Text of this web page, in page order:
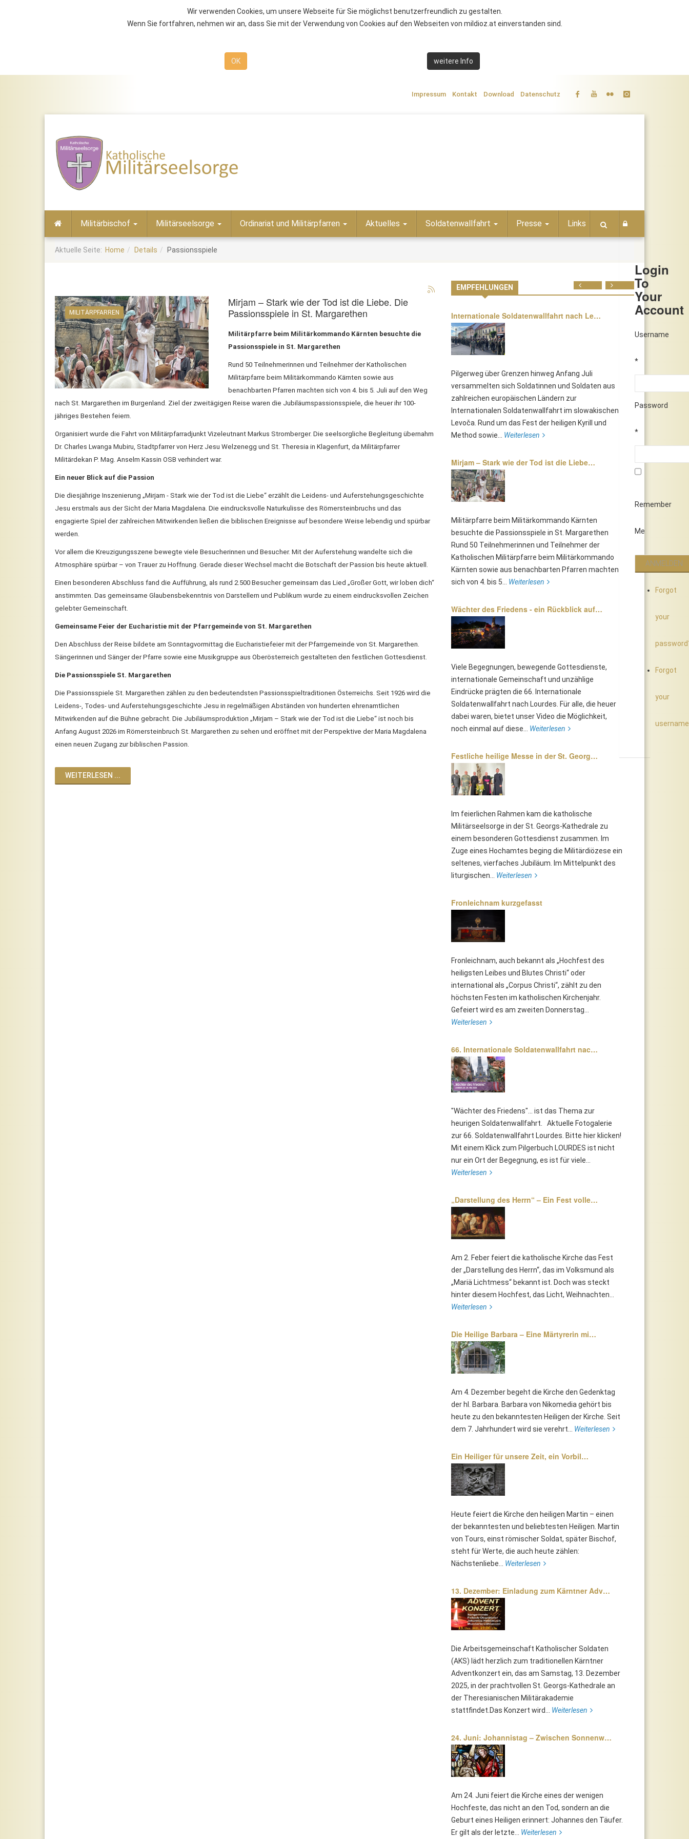
Wir verwenden Cookies, um unsere Webseite für Sie möglichst benutzerfreundlich zu gestalten.
Wenn Sie fortfahren, nehmen wir an, dass Sie mit der Verwendung von Cookies auf den Webseiten von mildioz.at einverstanden sind.
OK weitere Info
Impressum Kontakt Download Datenschutz
Login
To
Your
Account
Username
*
Password
*
Remember
Me
Forgot
your
Forgot
your
Home
Militärbischof Militärseelsorge Ordinariat und Militärpfarren Aktuelles Soldatenwallfahrt Presse Links
Aktuelle Seite: Home Details Passionsspiele
MILITÄRPFARREN
Mirjam – Stark wie der Tod ist die Liebe. Die
Passionsspiele in St. Margarethen
Militärpfarre beim Militärkommando Kärnten besuchte die
Passionsspiele in St. Margarethen
Rund 50 Teilnehmerinnen und Teilnehmer der Katholischen
Militärpfarre beim Militärkommando Kärnten sowie aus
benachbarten Pfarren machten sich von 4. bis 5. Juli auf den Weg
nach St. Margarethen im Burgenland. Ziel der zweitägigen Reise waren die Jubiläumspassionsspiele, die heuer ihr 100-
jähriges Bestehen feiern.
Organisiert wurde die Fahrt von Militärpfarradjunkt Vizeleutnant Markus Stromberger. Die seelsorgliche Begleitung übernahm
Dr. Charles Lwanga Mubiru, Stadtpfarrer von Herz Jesu Welzenegg und St. Theresia in Klagenfurt, da Militärpfarrer
Militärdekan P. Mag. Anselm Kassin OSB verhindert war.
Ein neuer Blick auf die Passion
Die diesjährige Inszenierung „Mirjam - Stark wie der Tod ist die Liebe“ erzählt die Leidens- und Auferstehungsgeschichte
Jesu erstmals aus der Sicht der Maria Magdalena. Die eindrucksvolle Naturkulisse des Römersteinbruchs und das
engagierte Spiel der zahlreichen Mitwirkenden ließen die biblischen Ereignisse auf besondere Weise lebendig und spürbar
werden.
Vor allem die Kreuzigungsszene bewegte viele Besucherinnen und Besucher. Mit der Auferstehung wandelte sich die
Atmosphäre spürbar – von Trauer zu Hoffnung. Gerade dieser Wechsel macht die Botschaft der Passion bis heute aktuell.
Einen besonderen Abschluss fand die Aufführung, als rund 2.500 Besucher gemeinsam das Lied „Großer Gott, wir loben dich“
anstimmten. Das gemeinsame Glaubensbekenntnis von Darstellern und Publikum wurde zu einem eindrucksvollen Zeichen
gelebter Gemeinschaft.
Gemeinsame Feier der Eucharistie mit der Pfarrgemeinde von St. Margarethen
Den Abschluss der Reise bildete am Sonntagvormittag die Eucharistiefeier mit der Pfarrgemeinde von St. Margarethen.
Sängerinnen und Sänger der Pfarre sowie eine Musikgruppe aus Oberösterreich gestalteten den festlichen Gottesdienst.
Die Passionsspiele St. Margarethen
Die Passionsspiele St. Margarethen zählen zu den bedeutendsten Passionsspieltraditionen Österreichs. Seit 1926 wird die
Leidens-, Todes- und Auferstehungsgeschichte Jesu in regelmäßigen Abständen von hunderten ehrenamtlichen
Mitwirkenden auf die Bühne gebracht. Die Jubiläumsproduktion „Mirjam – Stark wie der Tod ist die Liebe“ ist noch bis
Anfang August 2026 im Römersteinbruch St. Margarethen zu sehen und eröffnet mit der Perspektive der Maria Magdalena
einen neuen Zugang zur biblischen Passion.
WEITERLESEN ...
EMPFEHLUNGEN
Internationale Soldatenwallfahrt nach Le…
Pilgerweg über Grenzen hinweg Anfang Juli
versammelten sich Soldatinnen und Soldaten aus
zahlreichen europäischen Ländern zur
Internationalen Soldatenwallfahrt im slowakischen
Levoča. Rund um das Fest der heiligen Kyrill und
Method sowie... Weiterlesen
Mirjam – Stark wie der Tod ist die Liebe…
Militärpfarre beim Militärkommando Kärnten
besuchte die Passionsspiele in St. Margarethen
Rund 50 Teilnehmerinnen und Teilnehmer der
Katholischen Militärpfarre beim Militärkommando
Kärnten sowie aus benachbarten Pfarren machten
sich von 4. bis 5... Weiterlesen
Wächter des Friedens - ein Rückblick auf…
Viele Begegnungen, bewegende Gottesdienste,
internationale Gemeinschaft und unzählige
Eindrücke prägten die 66. Internationale
Soldatenwallfahrt nach Lourdes. Für alle, die heuer
dabei waren, bietet unser Video die Möglichkeit,
noch einmal auf diese... Weiterlesen
Festliche heilige Messe in der St. Georg…
Im feierlichen Rahmen kam die katholische
Militärseelsorge in der St. Georgs-Kathedrale zu
einem besonderen Gottesdienst zusammen. Im
Zuge eines Hochamtes beging die Militärdiözese ein
seltenes, vierfaches Jubiläum. Im Mittelpunkt des
liturgischen... Weiterlesen
Fronleichnam kurzgefasst
Fronleichnam, auch bekannt als „Hochfest des
heiligsten Leibes und Blutes Christi“ oder
international als „Corpus Christi“, zählt zu den
höchsten Festen im katholischen Kirchenjahr.
Gefeiert wird es am zweiten Donnerstag...
Weiterlesen
66. Internationale Soldatenwallfahrt nac…
"Wächter des Friedens"... ist das Thema zur
heurigen Soldatenwallfahrt. Aktuelle Fotogalerie
zur 66. Soldatenwallfahrt Lourdes. Bitte hier klicken!
Mit einem Klick zum Pilgerbuch LOURDES ist nicht
nur ein Ort der Begegnung, es ist für viele...
Weiterlesen
„Darstellung des Herrn“ – Ein Fest volle…
Am 2. Feber feiert die katholische Kirche das Fest
der „Darstellung des Herrn“, das im Volksmund als
„Mariä Lichtmess“ bekannt ist. Doch was steckt
hinter diesem Hochfest, das Licht, Weihnachten...
Weiterlesen
Die Heilige Barbara – Eine Märtyrerin mi…
Am 4. Dezember begeht die Kirche den Gedenktag
der hl. Barbara. Barbara von Nikomedia gehört bis
heute zu den bekanntesten Heiligen der Kirche. Seit
dem 7. Jahrhundert wird sie verehrt... Weiterlesen
Ein Heiliger für unsere Zeit, ein Vorbil…
Heute feiert die Kirche den heiligen Martin – einen
der bekanntesten und beliebtesten Heiligen. Martin
von Tours, einst römischer Soldat, später Bischof,
steht für Werte, die auch heute zählen:
Nächstenliebe... Weiterlesen
13. Dezember: Einladung zum Kärntner Adv…
Die Arbeitsgemeinschaft Katholischer Soldaten
(AKS) lädt herzlich zum traditionellen Kärntner
Adventkonzert ein, das am Samstag, 13. Dezember
2025, in der prachtvollen St. Georgs-Kathedrale an
der Theresianischen Militärakademie
stattfindet.Das Konzert wird... Weiterlesen
24. Juni: Johannistag – Zwischen Sonnenw…
Am 24. Juni feiert die Kirche eines der wenigen
Hochfeste, das nicht an den Tod, sondern an die
Geburt eines Heiligen erinnert: Johannes den Täufer.
Er gilt als der letzte... Weiterlesen